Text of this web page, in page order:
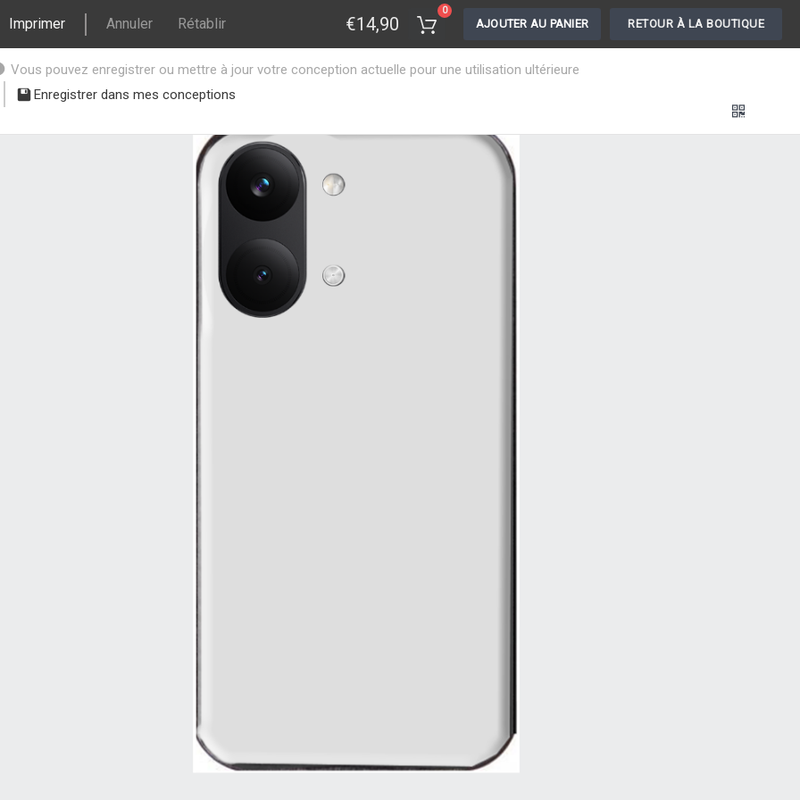
Imprimer Annuler Rétablir €14,90
0
AJOUTER AU PANIER RETOUR À LA BOUTIQUE
Vous pouvez enregistrer ou mettre à jour votre conception actuelle pour une utilisation ultérieure
Enregistrer dans mes conceptions